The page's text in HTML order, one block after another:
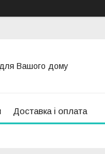
Вашого дому
Доставка і оплата